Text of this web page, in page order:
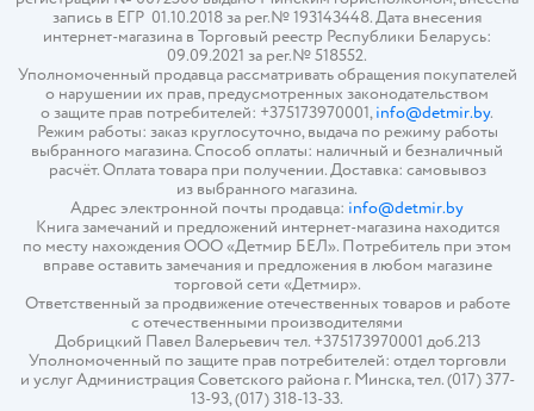
запись в ЕГР 01.10.2018 за рег.№ 193143448. Дата внесения
интернет-магазина в Торговый реестр Республики Беларусь:
09.09.2021 за рег.№ 518552.
Уполномоченный продавца рассматривать обращения покупателей
о нарушении их прав, предусмотренных законодательством
о защите прав потребителей: +375173970001,info@detmir.by.
Режим работы: заказ круглосуточно, выдача по режиму работы
выбранного магазина. Способ оплаты: наличный и безналичный
расчёт. Оплата товара при получении. Доставка: самовывоз
из выбранного магазина.
Адрес электронной почты продавца: info@detmir.by
Книга замечаний и предложений интернет-магазина находится
по месту нахождения ООО «Детмир БЕЛ». Потребитель при этом
вправе оставить замечания и предложения в любом магазине
торговой сети «Детмир».
Ответственный за продвижение отечественных товаров и работе
с отечественными производителями
Добрицкий Павел Валерьевич тел. +375173970001 доб.213
Уполномоченный по защите прав потребителей: отдел торговли
и услуг Администрация Советского района г. Минска, тел. (017) 377-
13-93, (017) 318-13-33.